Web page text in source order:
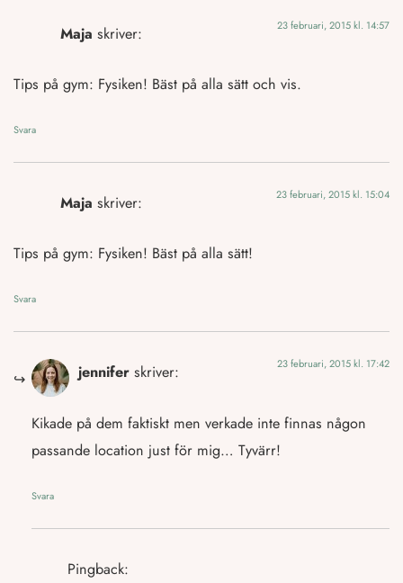
Maja skriver: 23 februari, 2015 kl. 14:57
Tips på gym: Fysiken! Bäst på alla sätt och vis.
Svara
Maja skriver: 23 februari, 2015 kl. 15:04
Tips på gym: Fysiken! Bäst på alla sätt!
Svara
jennifer skriver: 23 februari, 2015 kl. 17:42
Kikade på dem faktiskt men verkade inte finnas någon
passande location just för mig… Tyvärr!
Svara
Pingback: